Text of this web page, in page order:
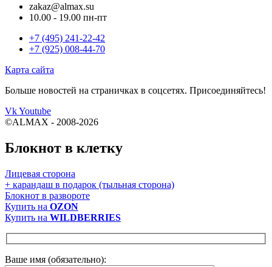
zakaz@almax.su
10.00 - 19.00 пн-пт
+7 (495) 241-22-42
+7 (925) 008-44-70
Карта сайта
Больше новостей на страничках в соцсетях. Присоединяйтесь!
VkYoutube
©ALMAX - 2008-2026
Блокнот в клетку
Лицевая сторона
+ карандаш в подарок (тыльная сторона)
Блокнот в развороте
Купить на OZON
Купить на WILDBERRIES
Ваше имя (обязательно):